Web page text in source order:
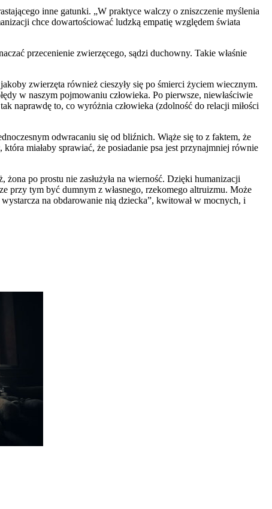
inne gatunki. „W praktyce walczy o zniszczenie myślenia
chce dowartościować ludzką empatię względem świata
przecenienie zwierzęcego, sądzi duchowny. Takie właśnie
zwierzęta również cieszyły się po śmierci życiem wiecznym.
w naszym pojmowaniu człowieka. Po pierwsze, niewłaściwie
naprawdę to, co wyróżnia człowieka (zdolność do relacji miłości
odwracaniu się od bliźnich. Wiąże się to z faktem, że
miałaby sprawiać, że posiadanie psa jest przynajmniej równie
po prostu nie zasłużyła na wierność. Dzięki humanizacji
przy tym być dumnym z własnego, rzekomego altruizmu. Może
na obdarowanie nią dziecka”, kwitował w mocnych, i